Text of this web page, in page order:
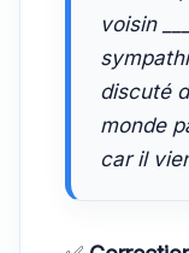
voisin
discuté
monde
car il